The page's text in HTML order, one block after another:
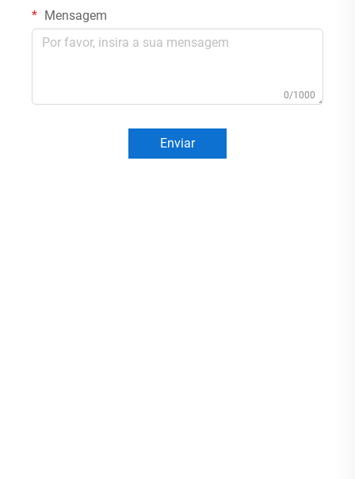
Mensagem
0/1000
Enviar